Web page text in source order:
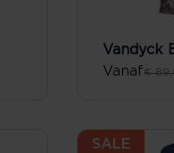
Vandyck
Vanaf€
SALE